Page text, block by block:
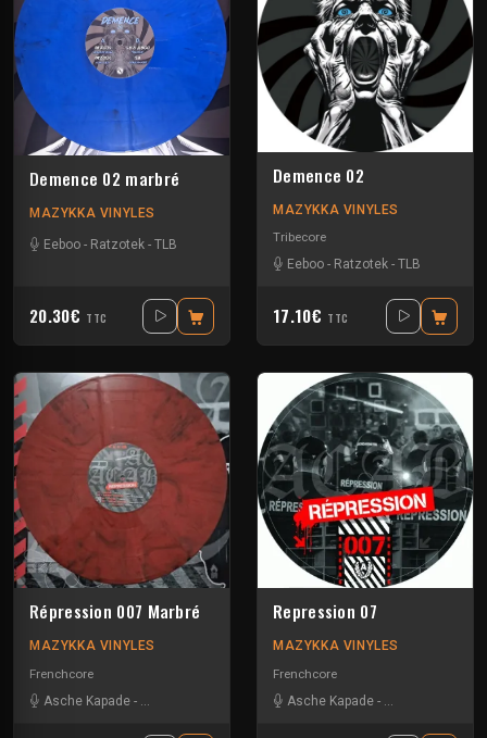
Demence 02 marbré
MAZYKKA VINYLES
Eeboo - Ratzotek - TLB
20.30€ TTC
Demence 02
MAZYKKA VINYLES
Tribecore
Eeboo - Ratzotek - TLB
17.10€ TTC
Répression 007 Marbré
MAZYKKA VINYLES
Frenchcore
Asche Kapade - Nouzbi -Radium
Repression 07
MAZYKKA VINYLES
Frenchcore
Asche Kapade -